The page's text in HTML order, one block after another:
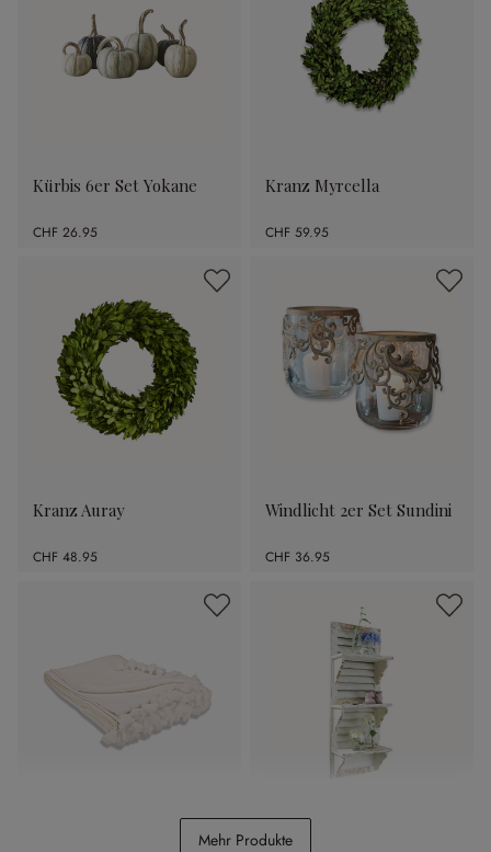
Kürbis 6er Set Yokane
CHF 26.95
Kranz Myrcella
CHF 59.95
Kranz Auray
CHF 48.95
Windlicht 2er Set Sundini
CHF 36.95
Wandregal Morclerey
Mehr Produkte